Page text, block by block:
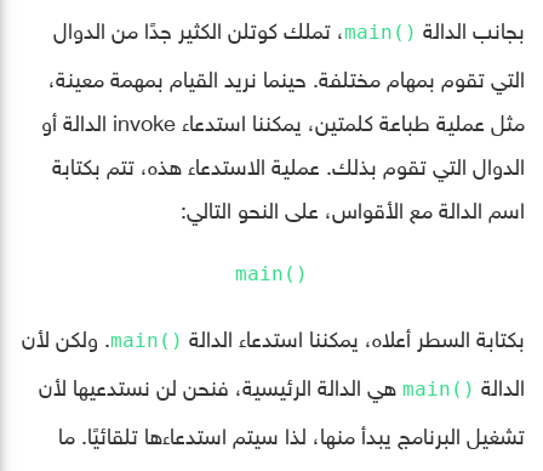
بجانب الدالة ()main
، تملك كوتلن الكثير جدًا من الدوال
التي تقوم بمهام مختلفة. حينما نريد القيام بمهمة معينة،
مثل عملية طباعة كلمتين، يمكننا استدعاء invoke الدالة أو
الدوال التي تقوم بذلك. عملية الاستدعاء هذه، تتم بكتابة
اسم الدالة مع الأقواس، على النحو التالي:
()main
بكتابة السطر أعلاه، يمكننا استدعاء الدالة ()main
. ولكن لأن
الدالة ()main
هي الدالة الرئيسية، فنحن لن نستدعيها لأن
تشغيل البرنامج يبدأ منها، لذا سيتم استدعاءها تلقائيًا. ما